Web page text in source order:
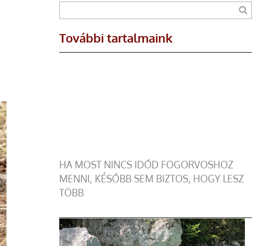
További tartalmaink
HA MOST NINCS IDŐD FOGORVOSHOZ
MENNI, KÉSŐBB SEM BIZTOS, HOGY LESZ
TÖBB